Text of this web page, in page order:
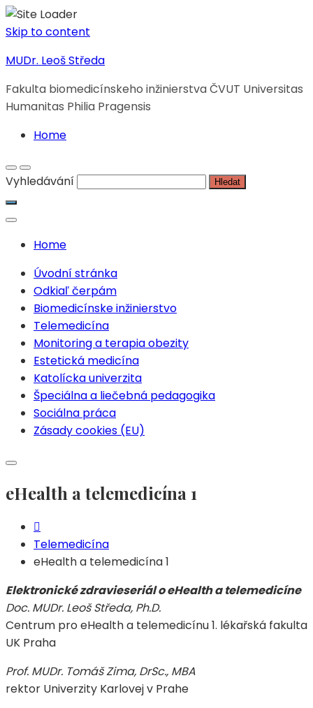
Skip to content
MUDr. Leoš Středa
Fakulta biomedicínskeho inžinierstva ČVUT Universitas
Humanitas Philia Pragensis
Home
Vyhledávání
Home
Úvodní stránka
Odkiaľ čerpám
Biomedicínske inžinierstvo
Telemedicína
Monitoring a terapia obezity
Estetická medicína
Katolícka univerzita
Špeciálna a liečebná pedagogika
Sociálna práca
Zásady cookies (EU)
eHealth a telemedicína 1
Telemedicína
eHealth a telemedicína 1
Elektronické zdravieseriál o eHealth a telemedicíne
Doc. MUDr. Leoš Středa, Ph.D.
Centrum pro eHealth a telemedicínu 1. lékařská fakulta
UK Praha
Prof. MUDr. Tomáš Zima, DrSc., MBA
rektor Univerzity Karlovej v Prahe